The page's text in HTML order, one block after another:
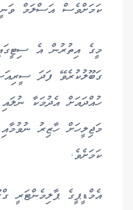
ކަމަށްވެސް އަސްލަމް ވަނީ
މީގެ އިތުރުން އެ
ގަބޫލުކުރެވޭ ފަދަ
ހުއްދައަށް އެދުމަކާ
މަޖިލީހަށް ހާޒިރު
ކަމަށެވެ.
އެމްޑީޕީގެ ޕާލިމެންޓަރީ